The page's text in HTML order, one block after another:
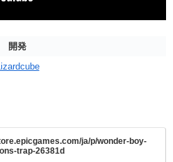
開発
Lizardcube
ja/p/wonder-boy-
trap-26381d